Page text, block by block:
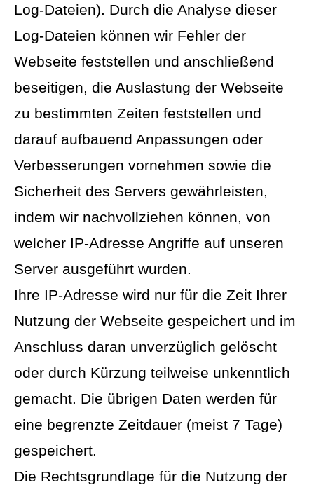
Log-Dateien). Durch die Analyse dieser
Log-Dateien können wir Fehler der
Webseite feststellen und anschließend
beseitigen, die Auslastung der Webseite
zu bestimmten Zeiten feststellen und
darauf aufbauend Anpassungen oder
Verbesserungen vornehmen sowie die
Sicherheit des Servers gewährleisten,
indem wir nachvollziehen können, von
welcher IP-Adresse Angriffe auf unseren
Server ausgeführt wurden.
Ihre IP-Adresse wird nur für die Zeit Ihrer
Nutzung der Webseite gespeichert und im
Anschluss daran unverzüglich gelöscht
oder durch Kürzung teilweise unkenntlich
gemacht. Die übrigen Daten werden für
eine begrenzte Zeitdauer (meist 7 Tage)
gespeichert.
Die Rechtsgrundlage für die Nutzung der